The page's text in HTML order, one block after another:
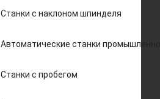
Станки с наклоном шпинделя
Автоматические станки
Станки с пробегом